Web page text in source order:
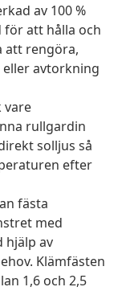
av 100 %
för att hålla och
att rengöra,
avtorkning
vare
rullgardin
solljus så
efter
fästa
med
hjälp av
Klämfästen
1,6 och 2,5